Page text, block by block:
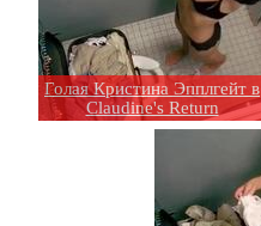
Голая Кристина Эпплгейт в
Claudine's Return